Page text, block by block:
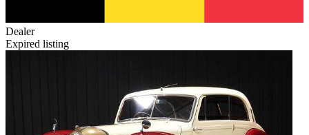
Dealer
Expired listing